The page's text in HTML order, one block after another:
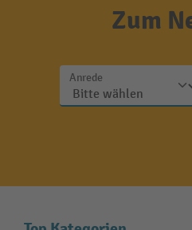
Zum
Anrede